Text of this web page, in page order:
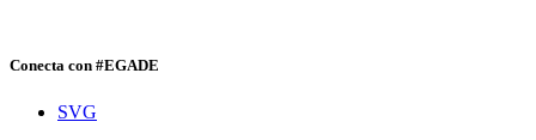
Conecta con #EGADE
SVG